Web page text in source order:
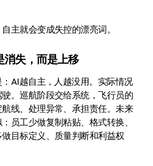
主就会变成失控的漂亮词。
消失，而是上移
AI越自主，人越没用。实际情况
。巡航阶段交给系统，飞行员的
线、处理异常、承担责任。未来
员工少做复制粘贴、格式转换、
目标定义、质量判断和利益权